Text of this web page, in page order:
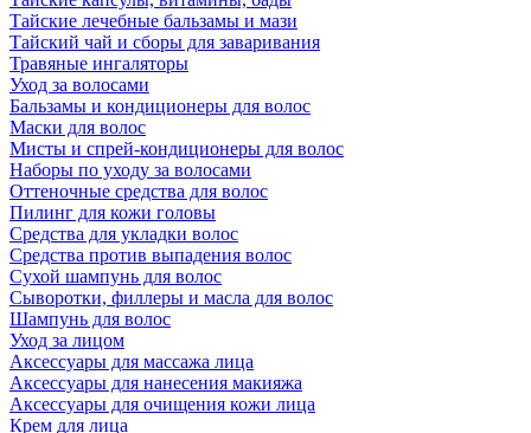
Тайские лечебные бальзамы и мази
Тайский чай и сборы для заваривания
Травяные ингаляторы
Уход за волосами
Бальзамы и кондиционеры для волос
Маски для волос
Мисты и спрей-кондиционеры для волос
Наборы по уходу за волосами
Оттеночные средства для волос
Пилинг для кожи головы
Средства для укладки волос
Средства против выпадения волос
Сухой шампунь для волос
Сыворотки, филлеры и масла для волос
Шампунь для волос
Уход за лицом
Аксессуары для массажа лица
Аксессуары для нанесения макияжа
Аксессуары для очищения кожи лица
Крем для лица